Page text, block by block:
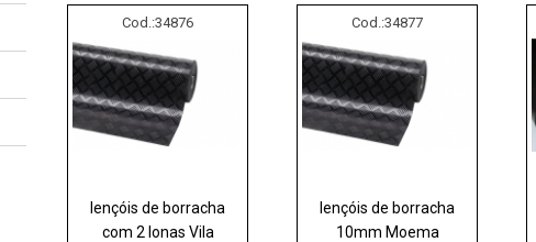
Cod.:34876
lençóis de borracha
com 2 lonas Vila
Cod.:34877
lençóis de borracha
10mm Moema